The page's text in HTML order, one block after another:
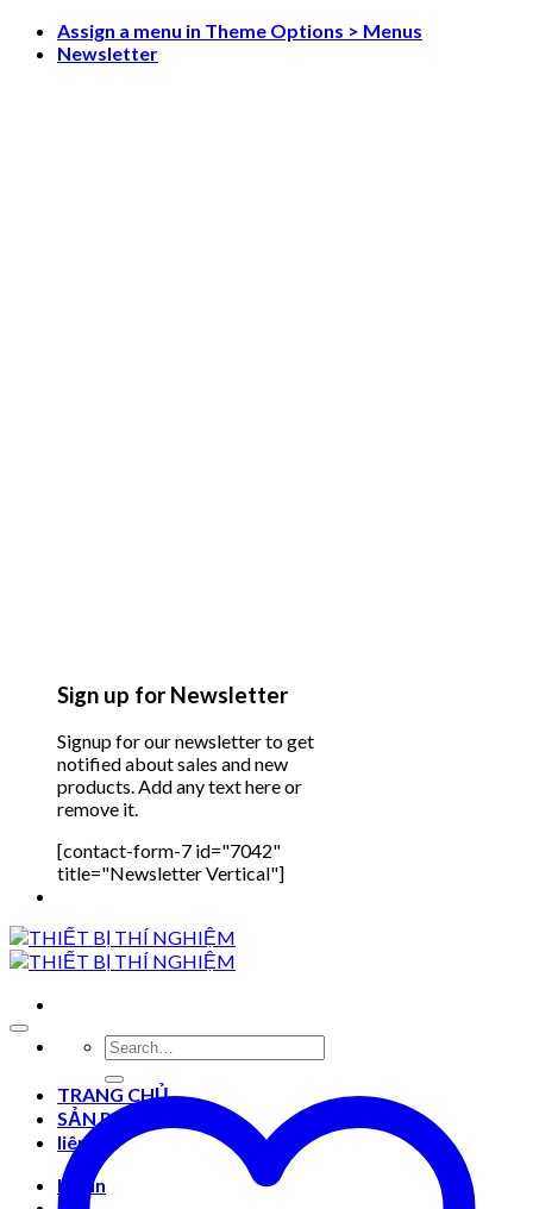
Skip
Assign a menu in Theme Options > Menus
Newsletter
Sign up for Newsletter
Signup for our newsletter to get
notified about sales and new
products. Add any text here or
remove it.
[contact-form-7 id="7042"
title="Newsletter Vertical"]
Search
for:
TRANG CHỦ
SẢN PHẨM
liên hệ
Login